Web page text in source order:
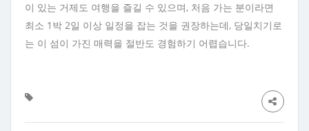
이 있는 거제도 여행을 즐길 수 있으며, 처음 가는 분이라면
최소 1박 2일 이상 일정을 잡는 것을 권장하는데, 당일치기로
는 이 섬이 가진 매력을 절반도 경험하기 어렵습니다.